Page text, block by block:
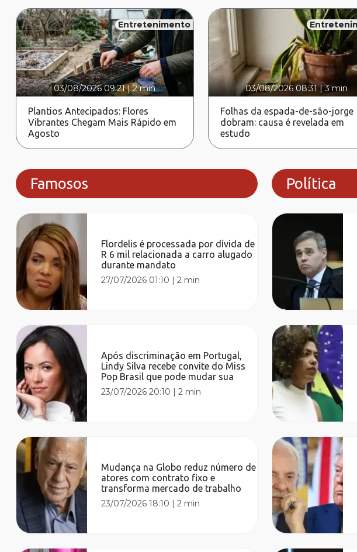
Entretenimento
03/08/2026 09:21|2 min
Plantios Antecipados: Flores
Vibrantes Chegam Mais Rápido em
Agosto
03/08/2026 08:31|3 min
Folhas da espada-de-são-jorge
dobram: causa é revelada em
estudo
Famosos
Flordelis é processada por dívida de
R 6 mil relacionada a carro alugado
durante mandato
27/07/2026 01:10 |2 min
Após discriminação em Portugal,
Lindy Silva recebe convite do Miss
Pop Brasil que pode mudar sua
23/07/2026 20:10 |2 min
Mudança na Globo reduz número de
atores com contrato fixo e
transforma mercado de trabalho
23/07/2026 18:10 |2 min
Política